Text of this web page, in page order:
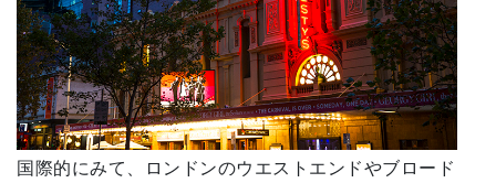
国際的にみて、ロンドンのウエストエンドやブロード